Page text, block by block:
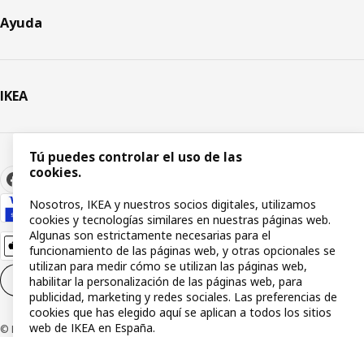
Ayuda
IKEA
Configuración de cookies ES
© Inter IKEA Systems B.V 1999-2026
Tú puedes controlar el uso de las
cookies.
Nosotros, IKEA y nuestros socios digitales, utilizamos
cookies y tecnologías similares en nuestras páginas web.
Algunas son estrictamente necesarias para el
funcionamiento de las páginas web, y otras opcionales se
utilizan para medir cómo se utilizan las páginas web,
habilitar la personalización de las páginas web, para
publicidad, marketing y redes sociales. Las preferencias de
cookies que has elegido aquí se aplican a todos los sitios
web de IKEA en España.